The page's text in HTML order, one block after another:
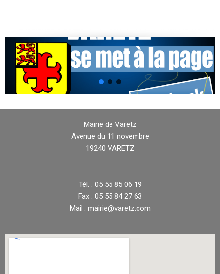
Mairie de Varetz
Avenue du 11 novembre
19240 VARETZ
Tél. : 05 55 85 06 19
Fax : 05 55 84 27 63
Mail : mairie@varetz.com